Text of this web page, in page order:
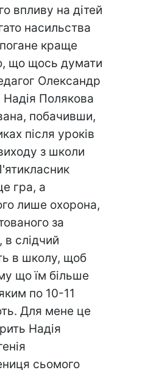
впливу на дітей
насильства
краще
що щось думати
Олександр
Полякова
побачивши,
після уроків
з школи
гра, а
лише охорона,
за
в слідчий
в школу, щоб
що їм більше
по 10-11
Для мене це
Надія
сьомого